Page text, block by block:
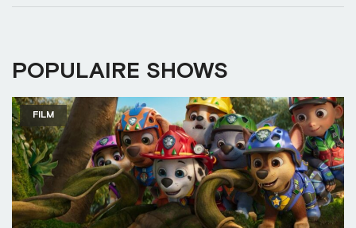
POPULAIRE SHOWS
FILM